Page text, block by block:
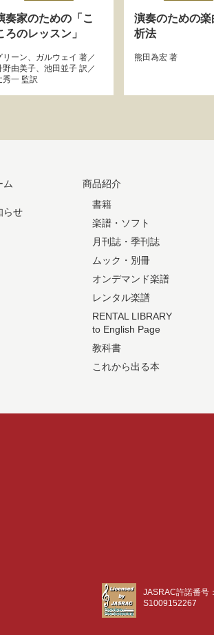
奏家のための「こ
ろのレッスン」
リーン、 ガルウェイ 著／
野由美子、 池田並子 訳／
秀一 監訳
演奏のための楽
析法
熊田為宏 著
ム
らせ
商品紹介
書籍
楽譜・ソフト
月刊誌・季刊誌
ムック・別冊
オンデマンド楽譜
レンタル楽譜
RENTAL LIBRARY
to English Page
教科書
これから出る本
JASRAC許諾番号：
S1009152267